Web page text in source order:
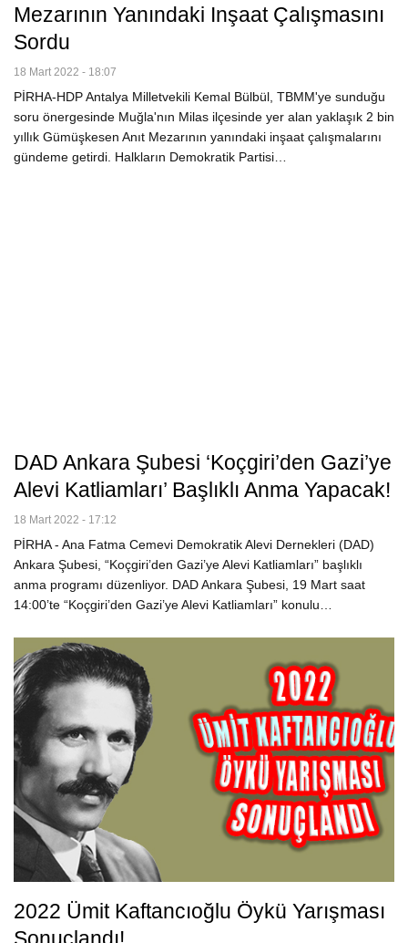
Mezarının Yanındaki Inşaat Çalışmasını
Sordu
18 Mart 2022 - 18:07
PİRHA-HDP Antalya Milletvekili Kemal Bülbül, TBMM'ye sunduğu
soru önergesinde Muğla'nın Milas ilçesinde yer alan yaklaşık 2 bin
yıllık Gümüşkesen Anıt Mezarının yanındaki inşaat çalışmalarını
gündeme getirdi. Halkların Demokratik Partisi…
DAD Ankara Şubesi ‘Koçgiri’den Gazi’ye
Alevi Katliamları’ Başlıklı Anma Yapacak!
18 Mart 2022 - 17:12
PİRHA - Ana Fatma Cemevi Demokratik Alevi Dernekleri (DAD)
Ankara Şubesi, “Koçgiri’den Gazi’ye Alevi Katliamları” başlıklı
anma programı düzenliyor. DAD Ankara Şubesi, 19 Mart saat
14:00’te “Koçgiri’den Gazi’ye Alevi Katliamları” konulu…
2022 Ümit Kaftancıoğlu Öykü Yarışması
Sonuçlandı!